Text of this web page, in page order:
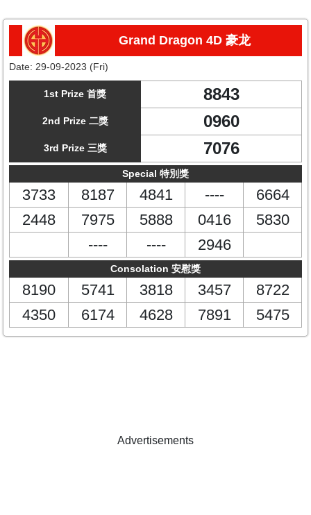
Grand Dragon 4D 豪龙
Date: 29-09-2023 (Fri)
1st Prize 首獎 8843
2nd Prize 二獎 0960
3rd Prize 三獎 7076
Special 特別獎
3733 8187 4841 ----
6664
2448
7975 5888 0416
5830
----
---- 2946
Consolation 安慰獎
8190 5741 3818 3457
8722
4350
6174 4628 7891 5475
Advertisements